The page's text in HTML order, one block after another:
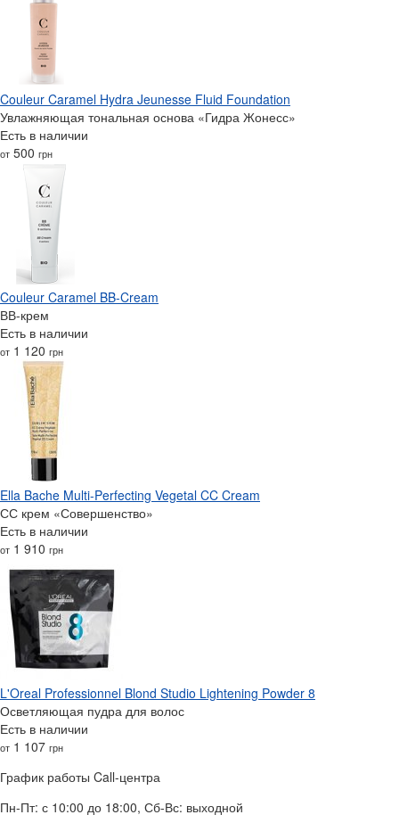
Couleur Caramel Hydra Jeunesse Fluid Foundation
Увлажняющая тональная основа «Гидра Жонесс»
Есть в наличии
от 500 грн
Couleur Caramel BB-Cream
ВВ-крем
Есть в наличии
от 1 120 грн
Ella Bache Multi-Perfecting Vegetal CC Cream
СС крем «Совершенство»
Есть в наличии
от 1 910 грн
L'Oreal Professionnel Blond Studio Lightening Powder 8
Осветляющая пудра для волос
Есть в наличии
от 1 107 грн
График работы Call-центра
Пн-Пт: с 10:00 до 18:00, Сб-Вс: выходной